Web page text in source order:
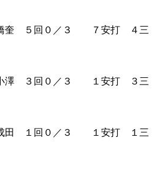
０／３ ７安打 ４三
／３ １安打 ３三
／３ １安打 １三